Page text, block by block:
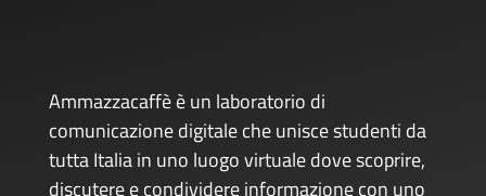
Ammazzacaffè è un laboratorio di
comunicazione digitale che unisce studenti da
tutta Italia in uno luogo virtuale dove scoprire,
discutere e condividere informazione con uno